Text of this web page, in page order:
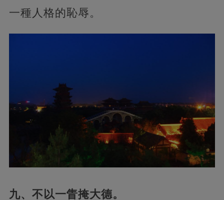
一種人格的恥辱。
九、不以一眚掩大德。